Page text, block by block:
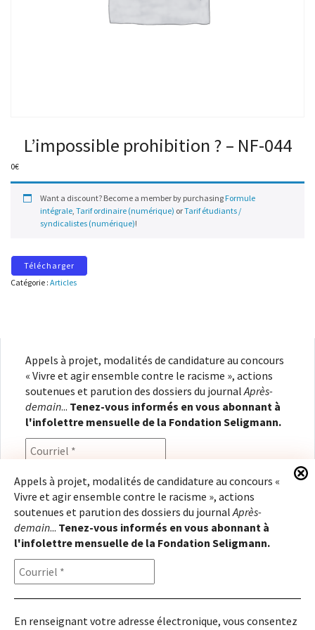
L’impossible prohibition ? – NF-044
0€
Want a discount? Become a member by purchasing Formule
intégrale, Tarif ordinaire (numérique) orTarif étudiants /
syndicalistes (numérique)!
Télécharger
Catégorie : Articles
Appels à projet, modalités de candidature au concours
« Vivre et agir ensemble contre le racisme », actions
soutenues et parution des dossiers du journal Après-
demain... Tenez-vous informés en vous abonnant à
l'infolettre mensuelle de la Fondation Seligmann.
En renseignant votre adresse électronique, vous
consentez à recevoir l'infolettre de la Fondation
Seligmann, conformément à notrepolitique de
confidentialité. Il vous sera possible de vous
désabonner à tout moment.
Appels à projet, modalités de candidature au concours «
Vivre et agir ensemble contre le racisme », actions
soutenues et parution des dossiers du journalAprès-
demain... Tenez-vous informés en vous abonnant à
l'infolettre mensuelle de la Fondation Seligmann.
En renseignant votre adresse électronique, vous consentez